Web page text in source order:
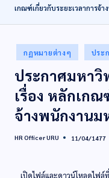
เกณฑ์เกี่ยวกับระยะเวลาการจ้
กฏหมายต่างๆ ประ
ประกาศมหาวิ
เรื่อง หลักเกณ
จ้างพนักงาน
HR Officer URU 11/04/1477
เปิดไฟล์และดาวน์โหลดไฟล์